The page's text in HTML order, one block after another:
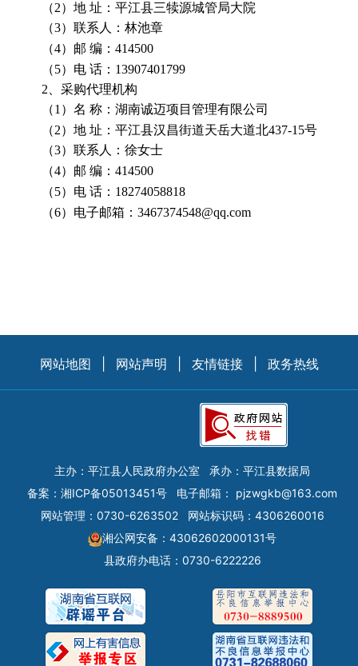
（2）地 址：平江县三犊源城管局大院
（3）联系人：林池章
（4）邮 编：414500
（5）电 话：13907401799
2、采购代理机构
（1）名 称：湖南诚迈项目管理有限公司
（2）地 址：平江县汉昌街道天岳大道北437-15号
（3）联系人：徐女士
（4）邮 编：414500
（5）电 话：18274058818
（6）电子邮箱：3467374548@qq.com
网站地图 网站声明 友情链接 政务热线
主办：平江县人民政府办公室
承办：平江县数据局
备案： 湘ICP备05013451号 电子邮箱： pjzwgkb@163.com
网站管理：0730-6263502
网站标识码：4306260016
湘公网安备：43062602000131号
县政府办电话：0730-6222226